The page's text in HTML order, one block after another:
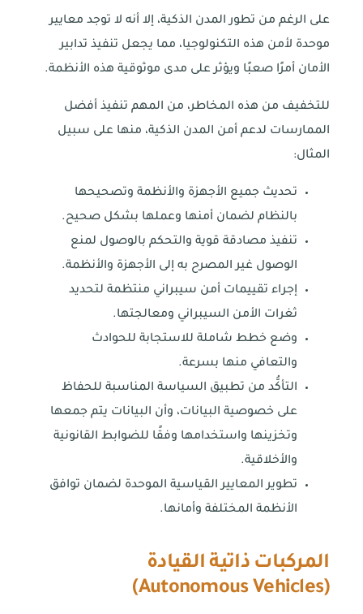
على الرغم من تطور المدن الذكية، إلا أنه لا توجد معايير
موحدة لأمن هذه التكنولوجيا، مما يجعل تنفيذ تدابير
الأمان أمرًا صعبًا ويؤثر على مدى موثوقية هذه الأنظمة.
للتخفيف من هذه المخاطر، من المهم تنفيذ أفضل
الممارسات لدعم أمن المدن الذكية، منها على سبيل
المثال:
تحديث جميع الأجهزة والأنظمة وتصحيحها
بالنظام لضمان أمنها وعملها بشكل صحيح.
تنفيذ مصادقة قوية والتحكم بالوصول لمنع
الوصول غير المصرح به إلى الأجهزة والأنظمة.
إجراء تقييمات أمن سيبراني منتظمة لتحديد
ثغرات الأمن السيبراني ومعالجتها.
وضع خطط شاملة للاستجابة للحوادث
والتعافي منها بسرعة.
التأكُّد من تطبيق السياسة المناسبة للحفاظ
على خصوصية البيانات، وأن البيانات يتم جمعها
وتخزينها واستخدامها وفقًا للضوابط القانونية
والأخلاقية.
تطوير المعايير القياسية الموحدة لضمان توافق
الأنظمة المختلفة وأمانها.
المركبات ذاتية القيادة
(
Autonomous Vehicles
)